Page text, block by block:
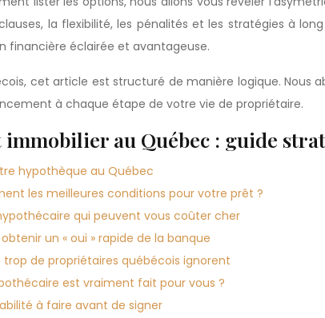
la flexibilité, les pénalités et les stratégies à
financière éclairée et avantageuse.
cet article est structuré de manière logique. Nous
à chaque étape de votre vie de propriétaire.
au Québec : guide
hypothèque au Québec
les meilleures conditions pour votre prêt ?
qui peuvent vous coûter cher
un « oui » rapide de la banque
de propriétaires québécois ignorent
est vraiment fait pour vous ?
à faire avant de signer